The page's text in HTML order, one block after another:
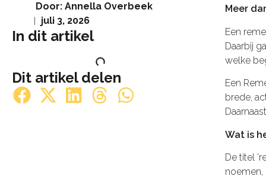
Door: Annella Overbeek
juli 3, 2026
In dit artikel
Dit artikel delen
Meer
Een
Daarbij
welke
Een
brede,
Wat is
De titel
noemen,